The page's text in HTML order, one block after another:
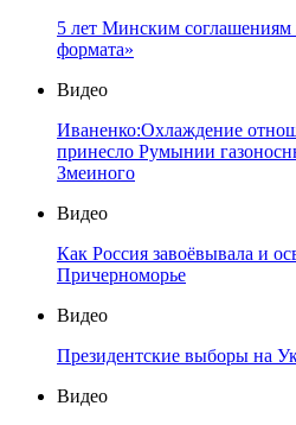
5 лет Минским
формата»
Видео
Иваненко:Охлаждение
принесло Румынии
Змеиного
Видео
Как Россия завоёвывала и
Причерноморье
Видео
Президентские выборы на
Видео